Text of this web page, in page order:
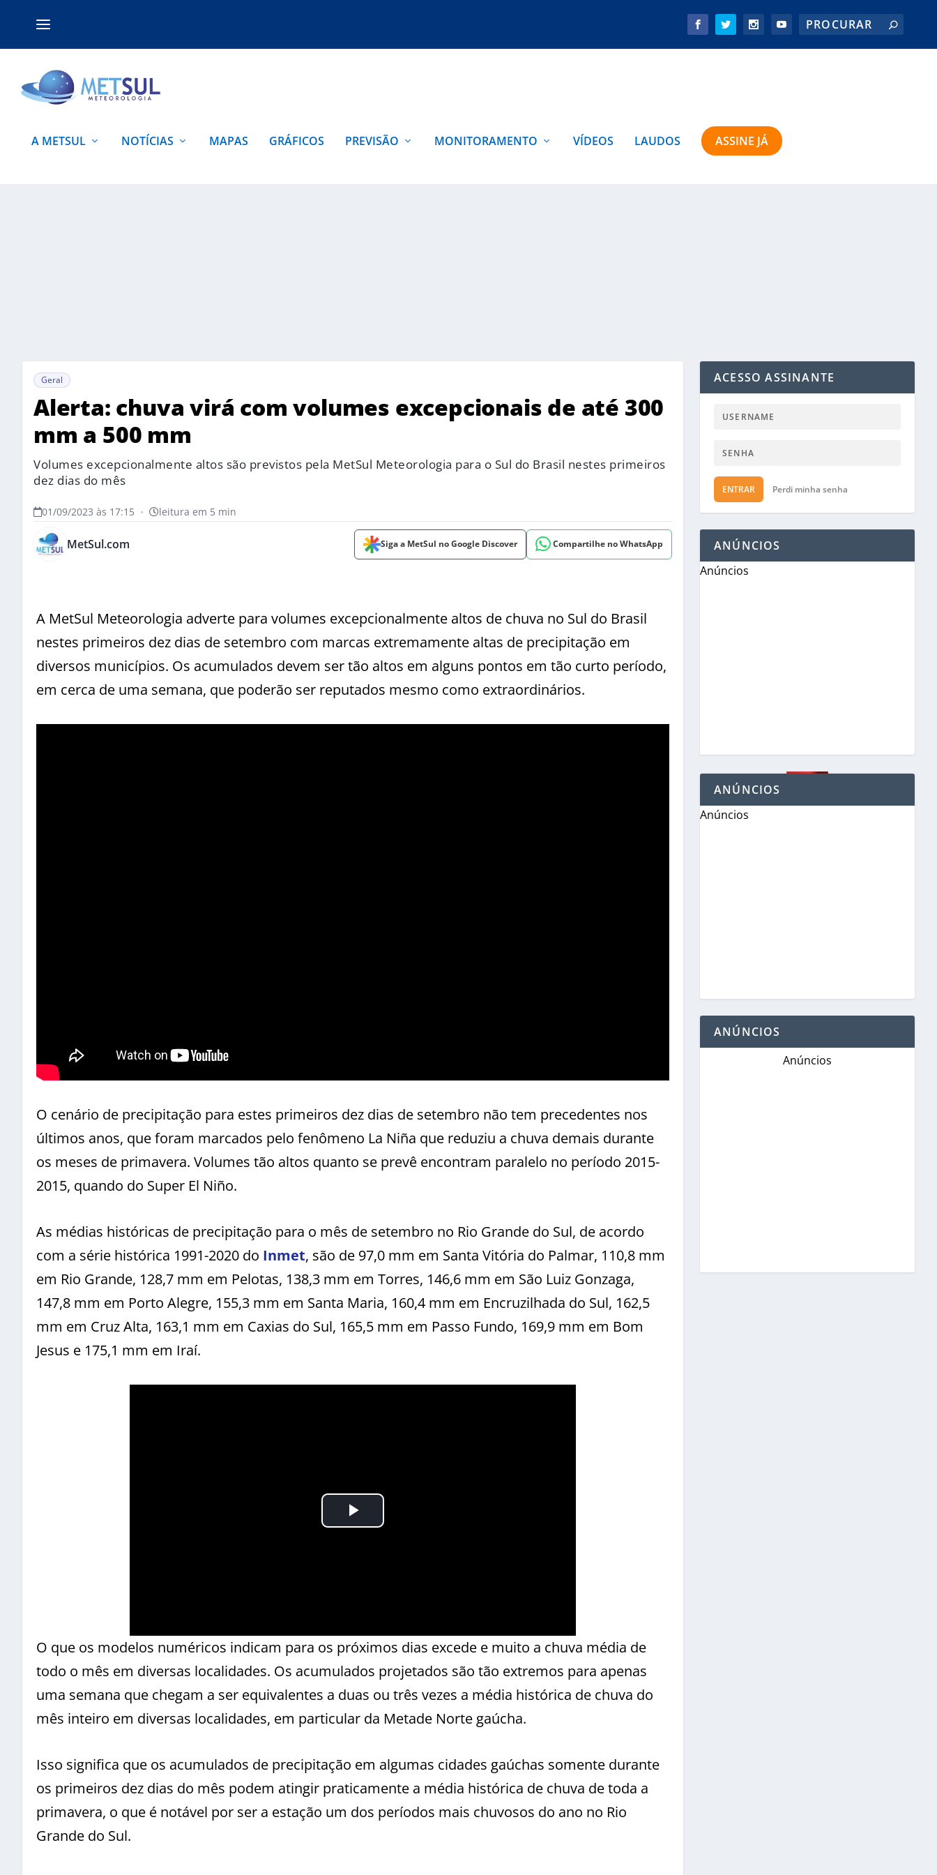
A METSUL NOTÍCIAS MAPAS GRÁFICOS PREVISÃO MONITORAMENTO VÍDEOS LAUDOS ASSINE JÁ
Geral
Alerta: chuva virá com volumes excepcionais de até 300
mm a 500 mm
Volumes excepcionalmente altos são previstos pela MetSul Meteorologia para o Sul do Brasil nestes primeiros
dez dias do mês
01/09/2023 às 17:15 • leitura em 5 min
MetSul.com Siga a MetSul no Google Discover Compartilhe no WhatsApp
A MetSul Meteorologia adverte para volumes excepcionalmente altos de chuva no Sul do Brasil
nestes primeiros dez dias de setembro com marcas extremamente altas de precipitação em
diversos municípios. Os acumulados devem ser tão altos em alguns pontos em tão curto período,
em cerca de uma semana, que poderão ser reputados mesmo como extraordinários.
O cenário de precipitação para estes primeiros dez dias de setembro não tem precedentes nos
últimos anos, que foram marcados pelo fenômeno La Niña que reduziu a chuva demais durante
os meses de primavera. Volumes tão altos quanto se prevê encontram paralelo no período 2015-
2015, quando do Super El Niño.
As médias históricas de precipitação para o mês de setembro no Rio Grande do Sul, de acordo
com a série histórica 1991-2020 do Inmet, são de 97,0 mm em Santa Vitória do Palmar, 110,8 mm
em Rio Grande, 128,7 mm em Pelotas, 138,3 mm em Torres, 146,6 mm em São Luiz Gonzaga,
147,8 mm em Porto Alegre, 155,3 mm em Santa Maria, 160,4 mm em Encruzilhada do Sul, 162,5
mm em Cruz Alta, 163,1 mm em Caxias do Sul, 165,5 mm em Passo Fundo, 169,9 mm em Bom
Jesus e 175,1 mm em Iraí.
O que os modelos numéricos indicam para os próximos dias excede e muito a chuva média de
todo o mês em diversas localidades. Os acumulados projetados são tão extremos para apenas
uma semana que chegam a ser equivalentes a duas ou três vezes a média histórica de chuva do
mês inteiro em diversas localidades, em particular da Metade Norte gaúcha.
Isso significa que os acumulados de precipitação em algumas cidades gaúchas somente durante
os primeiros dez dias do mês podem atingir praticamente a média histórica de chuva de toda a
primavera, o que é notável por ser a estação um dos períodos mais chuvosos do ano no Rio
Grande do Sul.
ACESSO ASSINANTE
ENTRAR Perdi minha senha
ANÚNCIOS
Anúncios
ANÚNCIOS
Anúncios
ANÚNCIOS
Anúncios